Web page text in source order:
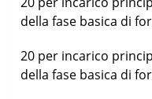
della fase basica di
20 per incarico
della fase basica di